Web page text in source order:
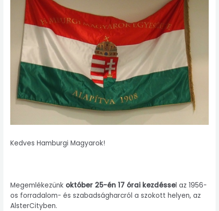
Kedves Hamburgi Magyarok!
Megemlékezünk október 25-én 17 órai kezdéssel az 1956-
os forradalom- és szabadságharcról a szokott helyen, az
AlsterCityben.